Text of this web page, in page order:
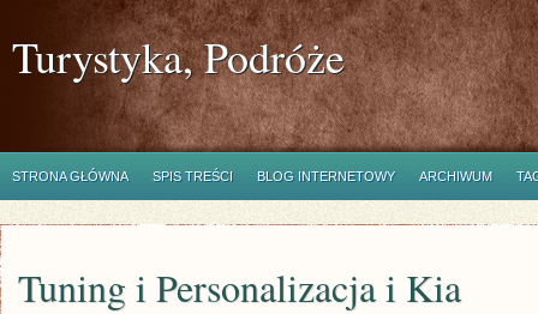
Turystyka, Podróże
STRONA GŁÓWNA SPIS TREŚCI BLOG INTERNETOWY ARCHIWUM
Tuning i Personalizacja i Kia